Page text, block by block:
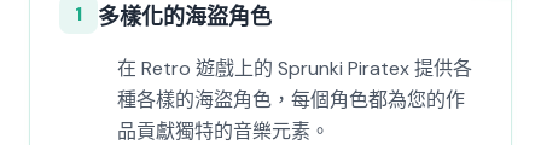
1 多樣化的海盜角色
在 Retro 遊戲上的 Sprunki Piratex 提供各
種各樣的海盜角色，每個角色都為您的作
品貢獻獨特的音樂元素。